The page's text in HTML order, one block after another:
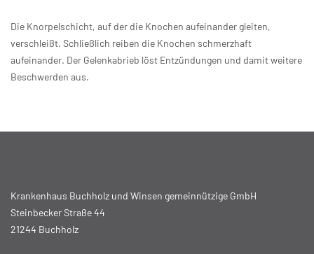
Die Knorpelschicht, auf der die Knochen aufeinander gleiten,
verschleißt. Schließlich reiben die Knochen schmerzhaft
aufeinander. Der Gelenkabrieb löst Entzündungen und damit weitere
Beschwerden aus.
Krankenhaus Buchholz und Winsen gemeinnützige GmbH
Steinbecker Straße 44
21244 Buchholz